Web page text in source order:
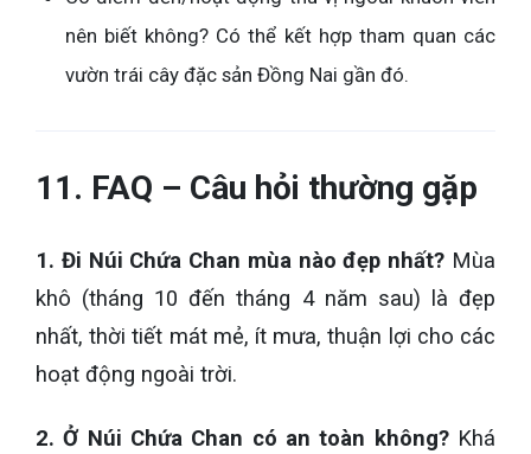
nên biết không? Có thể kết hợp tham quan các
vườn trái cây đặc sản Đồng Nai gần đó.
11. FAQ – Câu hỏi thường gặp
1. Đi Núi Chứa Chan mùa nào đẹp nhất? Mùa
khô (tháng 10 đến tháng 4 năm sau) là đẹp
nhất, thời tiết mát mẻ, ít mưa, thuận lợi cho các
hoạt động ngoài trời.
2. Ở Núi Chứa Chan có an toàn không?Khá